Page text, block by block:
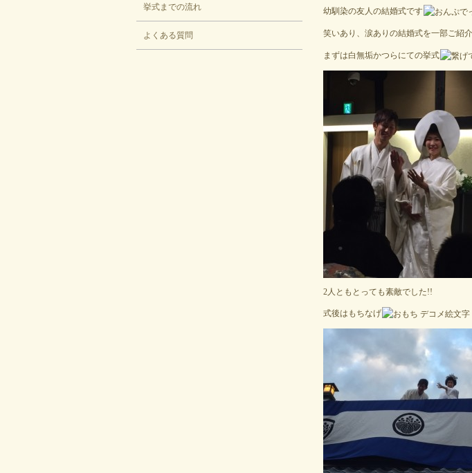
幼馴染の友人の結婚式です
笑いあり、涙ありの結婚式を一部ご紹
まずは白無垢かつらにての挙式
2人ともとっても素敵でした!!
式後はもちなげ
挙式までの流れ
よくある質問